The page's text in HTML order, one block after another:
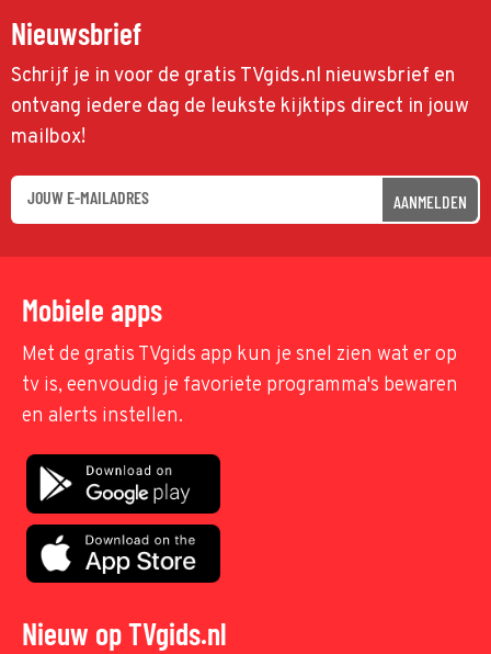
Nieuwsbrief
Schrijf je in voor de gratis TVgids.nl nieuwsbrief en
ontvang iedere dag de leukste kijktips direct in jouw
mailbox!
AANMELDEN
Mobiele apps
Met de gratis TVgids app kun je snel zien wat er op
tv is, eenvoudig je favoriete programma's bewaren
en alerts instellen.
Nieuw op TVgids.nl